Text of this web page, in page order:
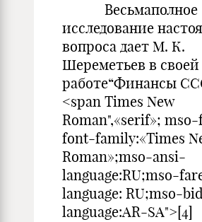
Весьмаполное
исследование
вопроса дает М. К.
Шереметьев в своей
работе“Финансы
<span Times New
Roman",«serif»;
font-family:«Times
Roman»;mso-ansi-
language:RU;mso-
language: RU;mso-
language:AR-SA">[4]